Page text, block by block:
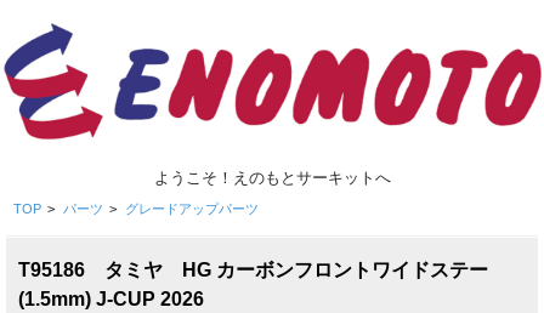
ようこそ！えのもとサーキットへ
TOP > パーツ > グレードアップパーツ
T95186 タミヤ HG カーボンフロントワイドステー
(1.5mm) J-CUP 2026